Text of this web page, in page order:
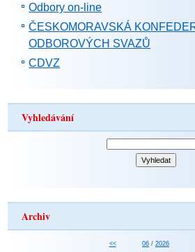
Odbory on-line
ČESKOMORAVSKÁ
ODBOROVÝCH SVAZŮ
CDVZ
Vyhledávání
Archiv
<< 06 / 2026